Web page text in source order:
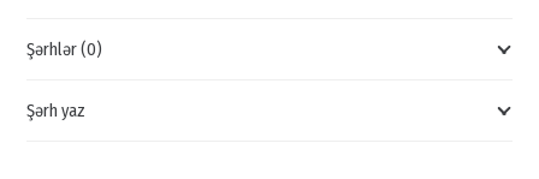
UPS
quantity
Şərhlər (0)
Şərh yaz